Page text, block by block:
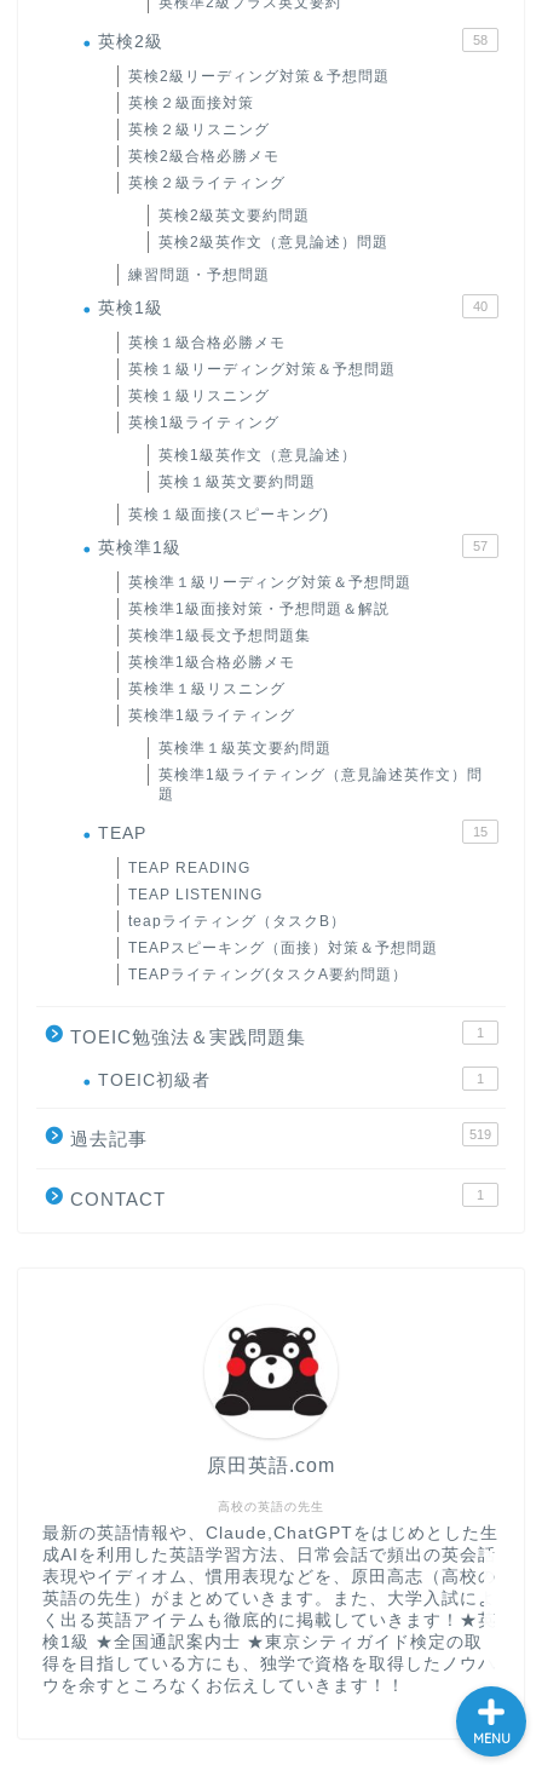
英検2級 58
英検2級リーディング対策＆予想問題
英検２級面接対策
英検２級リスニング
英検2級合格必勝メモ
英検２級ライティング
英検2級英文要約問題
英検2級英作文（意見論述）問題
練習問題・予想問題
英検1級 40
英検１級合格必勝メモ
英検１級リーディング対策＆予想問題
英検１級リスニング
英検1級ライティング
英検1級英作文（意見論述）
英検１級英文要約問題
英検１級面接(スピーキング)
英検準1級 57
英検準１級リーディング対策＆予想問題
英検準1級面接対策・予想問題＆解説
英検準1級長文予想問題集
英検準1級合格必勝メモ
英検準１級リスニング
英検準1級ライティング
英検準１級英文要約問題
英検準1級ライティング（意見論述英作文）問
題
TEAP 15
TEAP READING
TEAP LISTENING
teapライティング（タスクB）
TEAPスピーキング（面接）対策＆予想問題
TEAPライティング(タスクA要約問題）
TOEIC勉強法＆実践問題集 1
TOEIC初級者 1
過去記事 519
CONTACT 1
高校の英語の先生
原田英語.com
最新の英語情報や、Claude,ChatGPTをはじめとした生
成AIを利用した英語学習方法、日常会話で頻出の英会話
表現やイディオム、慣用表現などを、原田高志（高校の
英語の先生）がまとめていきます。また、大学入試によ
く出る英語アイテムも徹底的に掲載していきます！★英
検1級 ★全国通訳案内士 ★東京シティガイド検定の取
得を目指している方にも、独学で資格を取得したノウハ
ウを余すところなくお伝えしていきます！！
MENU
大学入試英語対策講座
英語名言・格言・カッコい
い英語＆素敵な英文フレー
CONTACT